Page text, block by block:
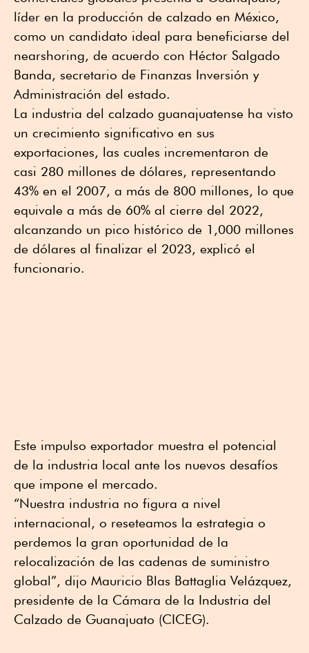
líder en la producción de calzado en México,
como un candidato ideal para beneficiarse del
nearshoring, de acuerdo con Héctor Salgado
Banda, secretario de Finanzas Inversión y
Administración del estado.
La industria del calzado guanajuatense ha visto
un crecimiento significativo en sus
exportaciones, las cuales incrementaron de
casi 280 millones de dólares, representando
43% en el 2007, a más de 800 millones, lo que
equivale a más de 60% al cierre del 2022,
alcanzando un pico histórico de 1,000 millones
de dólares al finalizar el 2023, explicó el
funcionario.
Este impulso exportador muestra el potencial
de la industria local ante los nuevos desafíos
que impone el mercado.
“Nuestra industria no figura a nivel
internacional, o reseteamos la estrategia o
perdemos la gran oportunidad de la
relocalización de las cadenas de suministro
global”, dijo Mauricio Blas Battaglia Velázquez,
presidente de la Cámara de la Industria del
Calzado de Guanajuato (CICEG).